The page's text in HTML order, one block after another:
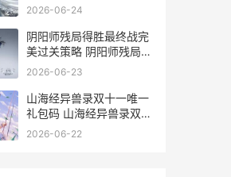
2026-06-24
阴阳师残局得胜最终战完
美过关策略 阴阳师残局得
胜在哪
2026-06-23
山海经异兽录双十一唯一
礼包码 山海经异兽录双子
寻宝
2026-06-22